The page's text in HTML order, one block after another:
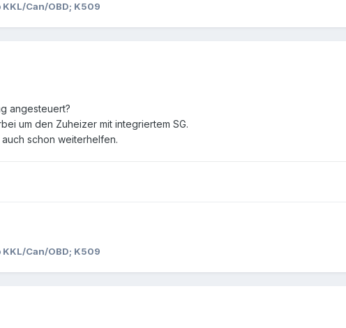
Can/OBD; K509
angesteuert?
um den Zuheizer mit integriertem SG.
schon weiterhelfen.
Can/OBD; K509